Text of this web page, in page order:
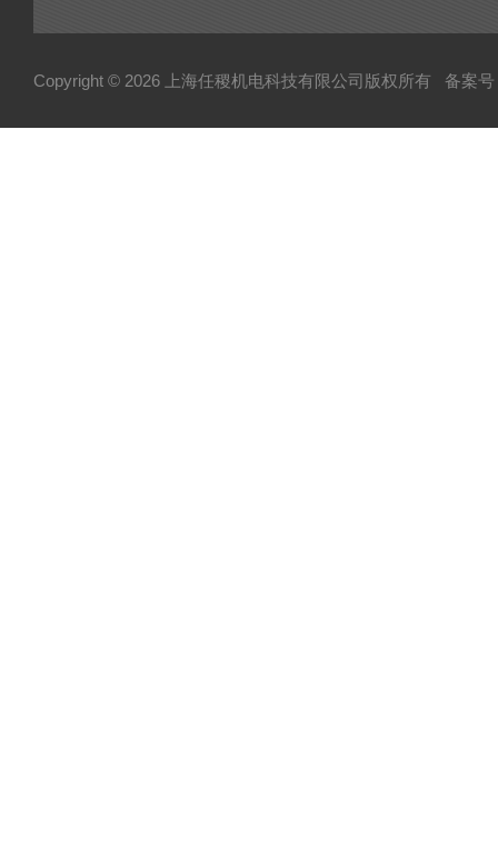
Copyright © 2026 上海任稷机电科技有限公司版权所有 备案号